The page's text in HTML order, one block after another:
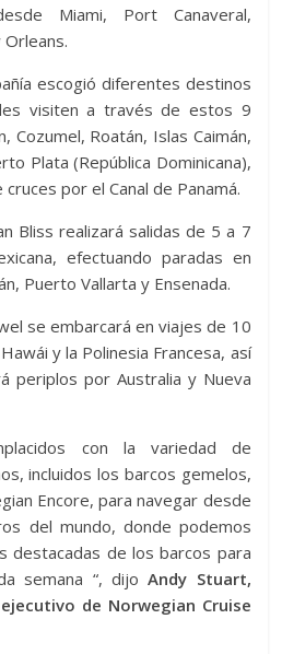
Miami, Port Canaveral,
escogió diferentes destinos
visiten a través de estos 9
Cozumel, Roatán, Islas Caimán,
Plata (República Dominicana),
por el Canal de Panamá.
Bliss realizará salidas de 5 a 7
efectuando paradas en
Puerto Vallarta y Ensenada.
se embarcará en viajes de 10
y la Polinesia Francesa, así
periplos por Australia y Nueva
con la variedad de
incluidos los barcos gemelos,
Encore, para navegar desde
del mundo, donde podemos
destacadas de los barcos para
semana “, dijoAndy Stuart,
de Norwegian Cruise